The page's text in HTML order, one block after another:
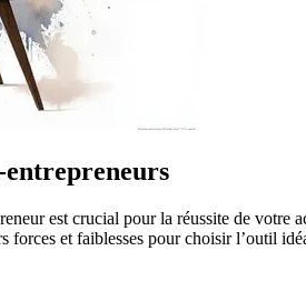
est crucial pour la réussite de votre
et faiblesses pour choisir l’outil